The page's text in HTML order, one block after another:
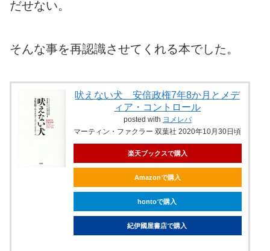
だせない。
そんな事を再認識させてくれる本でした。
吠えない犬 安倍政権7年8か月とメデ
ィア・コントロール
posted with ヨメレバ
マーティン・ファクラー 双葉社 2020年10月30日頃
楽天ブックスで購入
Amazonで購入
hontoで購入
紀伊國屋書店で購入